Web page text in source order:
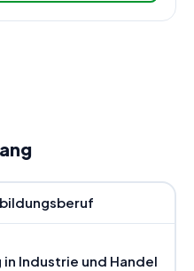
in Industrie und Handel